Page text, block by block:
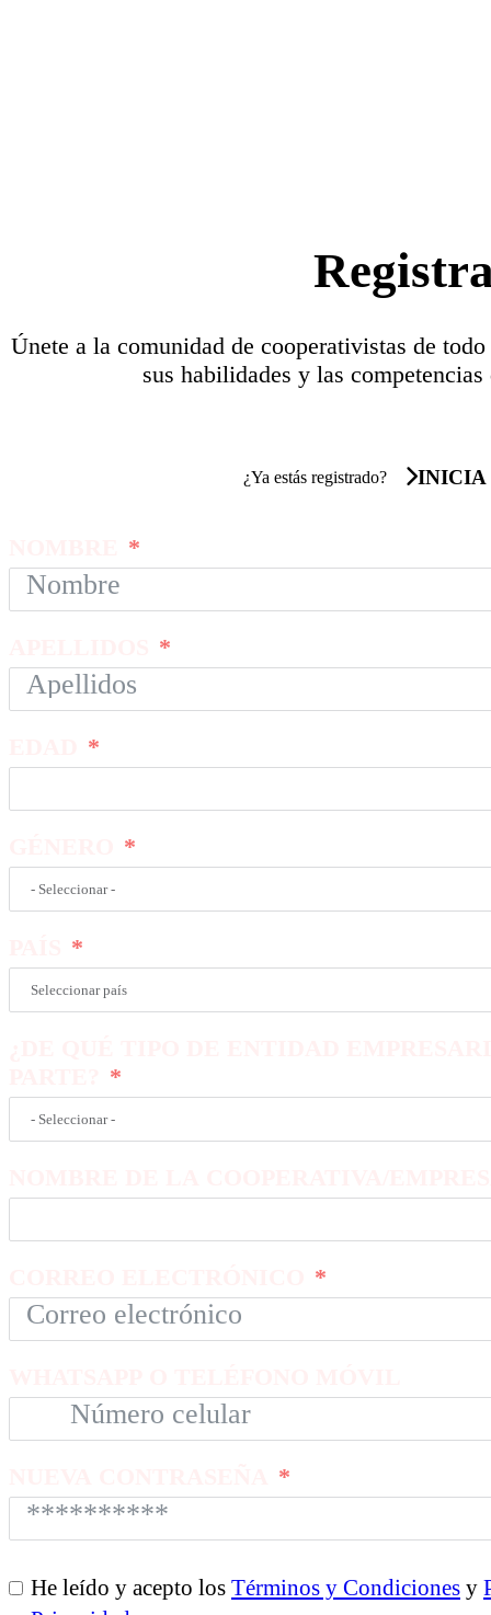
Únete a la comunidad de cooperativistas de
sus habilidades y las
¿Ya estás registrado? INICIA
He leído y acepto los Términos y Condiciones y